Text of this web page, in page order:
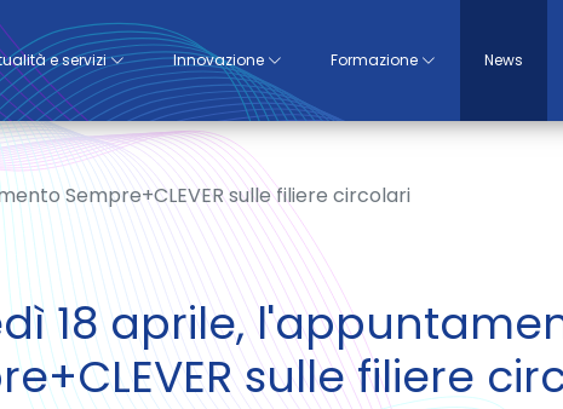
e servizi Innovazione Formazione News
Sempre+CLEVER sulle filiere circolari
18 aprile,
sulle filiere